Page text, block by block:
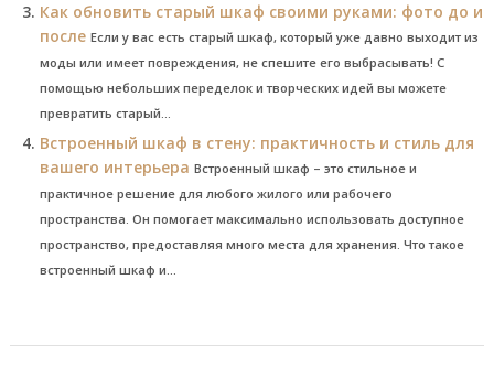
Как обновить старый шкаф своими руками: фото до и
после Если у вас есть старый шкаф, который уже давно выходит из
моды или имеет повреждения, не спешите его выбрасывать! С
помощью небольших переделок и творческих идей вы можете
превратить старый...
Встроенный шкаф в стену: практичность и стиль для
вашего интерьера Встроенный шкаф – это стильное и
практичное решение для любого жилого или рабочего
пространства. Он помогает максимально использовать доступное
пространство, предоставляя много места для хранения. Что такое
встроенный шкаф и...